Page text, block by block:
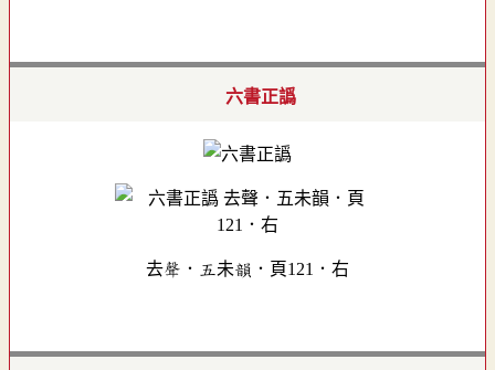
六書正譌
去聲．五未韻．頁121．右